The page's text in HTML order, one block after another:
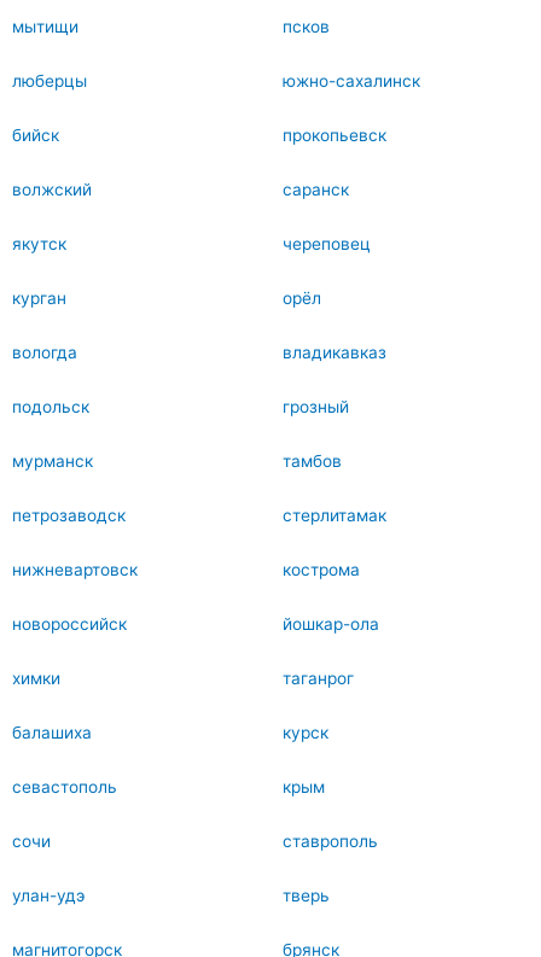
мытищи псков
люберцы южно-сахалинск
бийск прокопьевск
волжский саранск
якутск череповец
курган орёл
вологда владикавказ
подольск грозный
мурманск тамбов
петрозаводск стерлитамак
нижневартовск кострома
новороссийск йошкар-ола
химки таганрог
балашиха курск
севастополь крым
сочи ставрополь
улан-удэ тверь
магнитогорск брянск